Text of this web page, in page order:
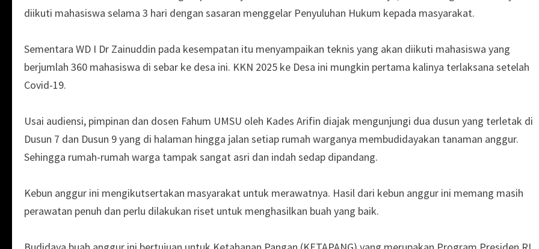
diikuti mahasiswa selama 3 hari dengan sasaran menggelar Penyuluhan Hukum kepada masyarakat.
Sementara WD I Dr Zainuddin pada kesempatan itu menyampaikan teknis yang akan diikuti mahasiswa yang
berjumlah 360 mahasiswa di sebar ke desa ini. KKN 2025 ke Desa ini mungkin pertama kalinya terlaksana setelah
Covid-19.
Usai audiensi, pimpinan dan dosen Fahum UMSU oleh Kades Arifin diajak mengunjungi dua dusun yang terletak di
Dusun 7 dan Dusun 9 yang di halaman hingga jalan setiap rumah warganya membudidayakan tanaman anggur.
Sehingga rumah-rumah warga tampak sangat asri dan indah sedap dipandang.
Kebun anggur ini mengikutsertakan masyarakat untuk merawatnya. Hasil dari kebun anggur ini memang masih
perawatan penuh dan perlu dilakukan riset untuk menghasilkan buah yang baik.